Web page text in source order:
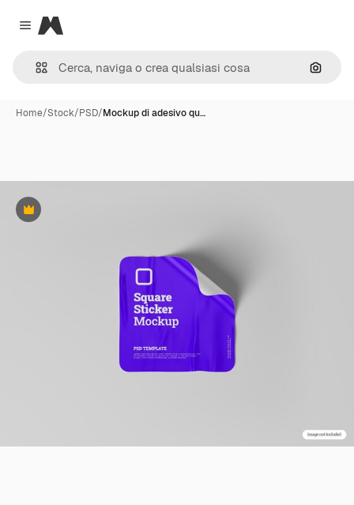
Close menu
Magnific
Cerca
Home/Stock/PSD/Mockup di adesivo qu…
Premium